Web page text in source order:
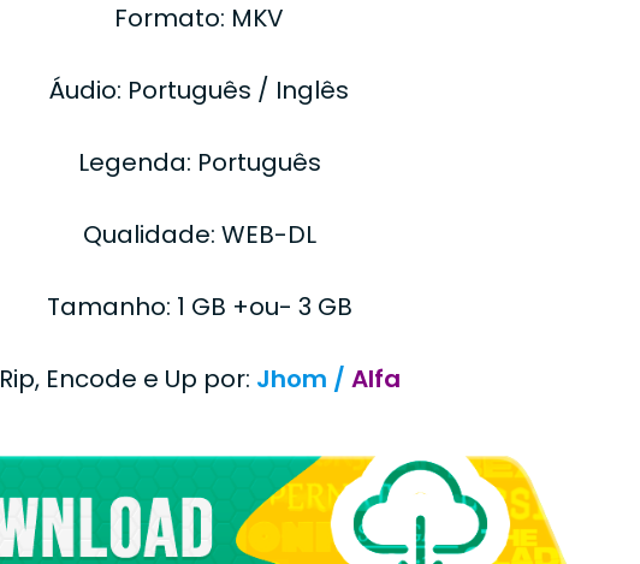
Formato: MKV
Áudio: Português / Inglês
Legenda: Português
Qualidade: WEB-DL
Tamanho: 1 GB +ou- 3 GB
Rip, Encode e Up por: Jhom / Alfa